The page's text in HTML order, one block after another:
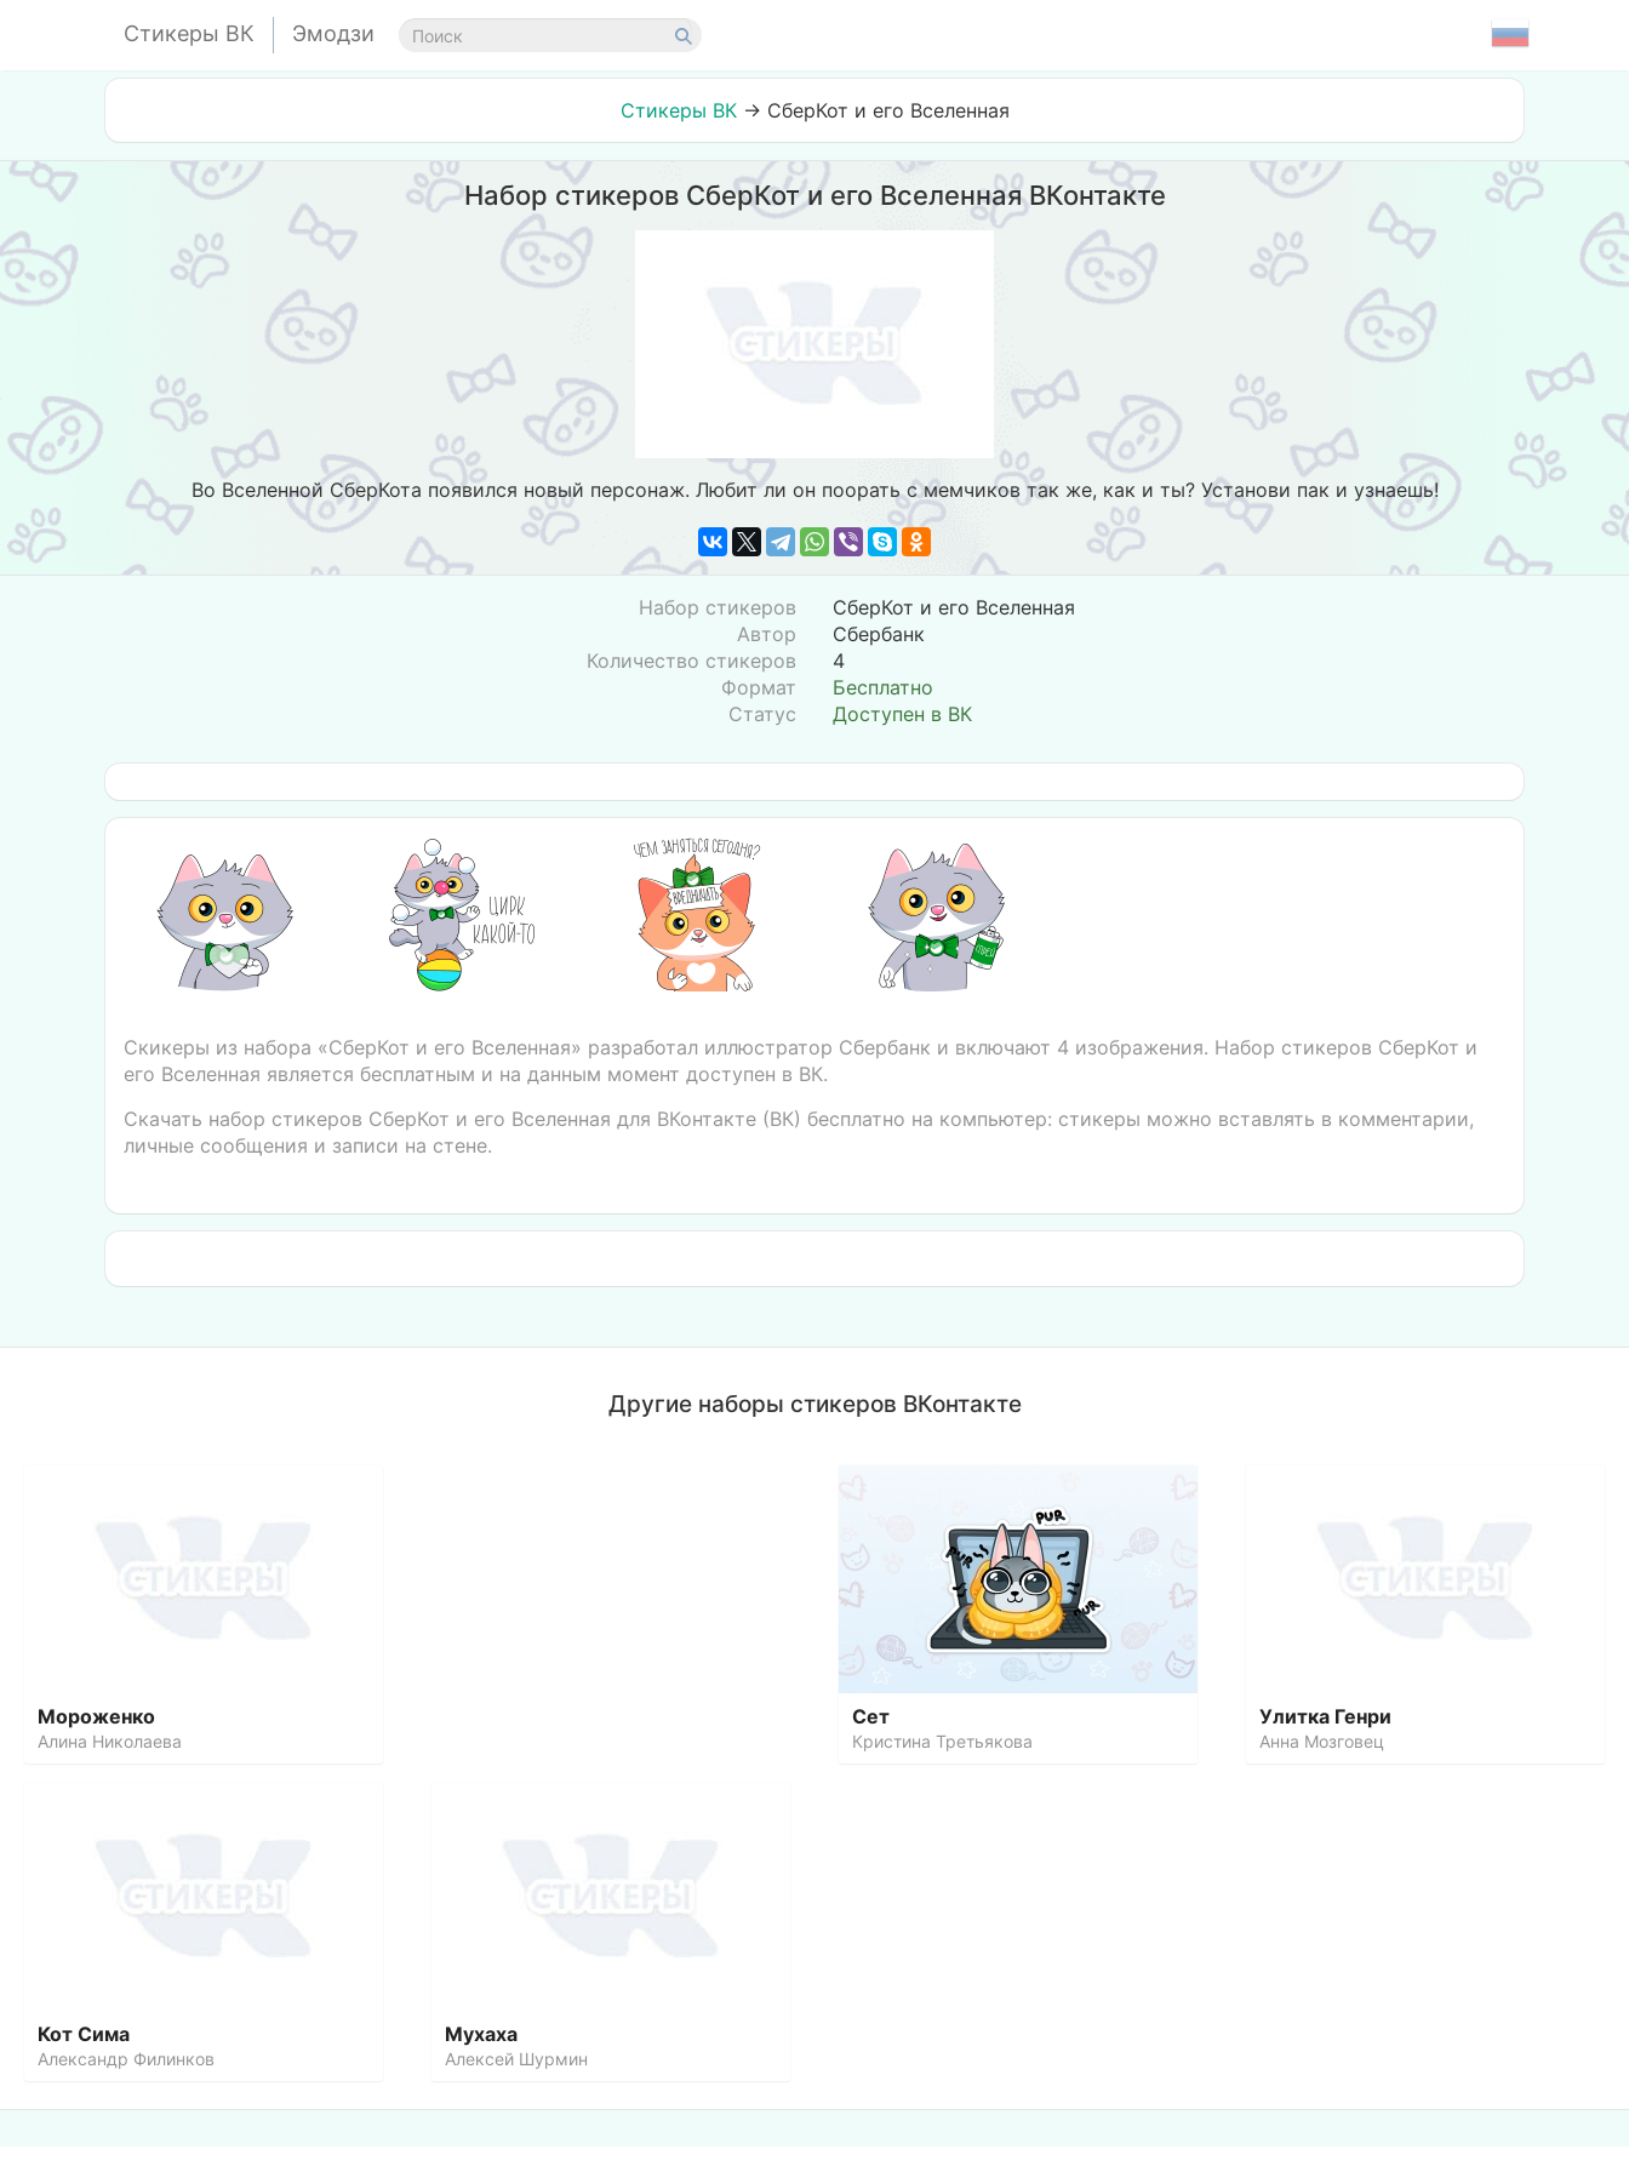
Стикеры ВК Эмодзи
Стикеры ВК→ СберКот и его Вселенная
Набор стикеров СберКот и его Вселенная ВКонтакте
Во Вселенной СберКота появился новый персонаж. Любит ли он поорать с мемчиков так же, как и ты? Установи пак и узнаешь!
Набор стикеров
СберКот и его Вселенная
Автор
Сбербанк
Количество стикеров
4
Формат
Бесплатно
Статус
Доступен в ВК
Скикеры из набора «СберКот и его Вселенная» разработал иллюстратор Сбербанк и включают 4 изображения. Набор стикеров СберКот и
его Вселенная является бесплатным и на данным момент доступен в ВК.
Скачать набор стикеров СберКот и его Вселенная для ВКонтакте (ВК) бесплатно на компьютер: стикеры можно вставлять в комментарии,
личные сообщения и записи на стене.
Другие наборы стикеров ВКонтакте
Мороженко
Алина Николаева
Сет
Кристина Третьякова
Улитка Генри
Анна Мозговец
Кот Сима
Александр Филинков
Мухаха
Алексей Шурмин